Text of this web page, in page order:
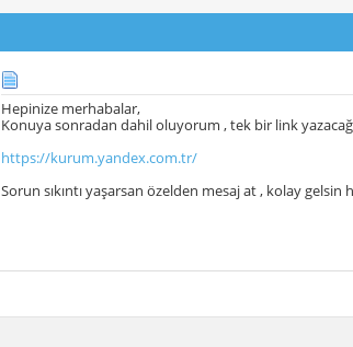
Hepinize merhabalar,
Konuya sonradan dahil oluyorum , tek bir link
https://kurum.yandex.com.tr/
Sorun sıkıntı yaşarsan özelden mesaj at , kolay gelsin